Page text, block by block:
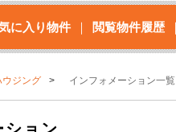
に入り物件 閲覧物件履歴
ウジング インフォメーション一覧